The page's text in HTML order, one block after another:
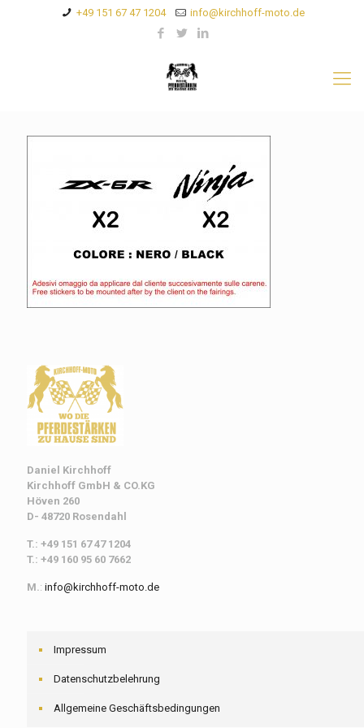
+49 151 67 47 1204 info@kirchhoff-moto.de
Daniel Kirchhoff
Kirchhoff GmbH & CO.KG
Höven 260
D- 48720 Rosendahl
T.: +49 151 67 47 1204
T.: +49 160 95 60 7662
M.: info@kirchhoff-moto.de
Impressum
Datenschutzbelehrung
Allgemeine Geschäftsbedingungen